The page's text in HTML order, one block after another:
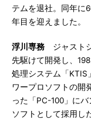
テムを退社。同年に
年目を迎えました。
浮川専務 ジャスト
先駆けて開発し、
処理システム「KTIS
ワープロソフトの開
った「PC-100」に
ソフトとして採用し